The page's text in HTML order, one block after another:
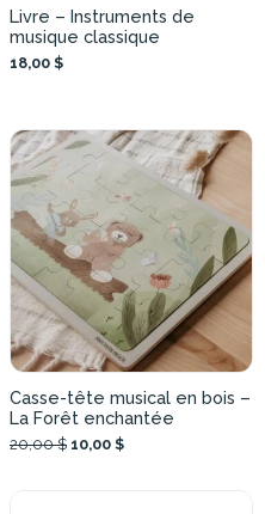
Livre – Instruments de
musique classique
18,00 $
Casse-tête musical en bois –
La Forêt enchantée
20,00 $ 10,00 $